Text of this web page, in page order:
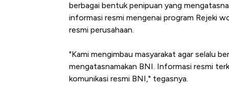
berbagai bentuk penipuan yang
informasi resmi mengenai program Rejeki
resmi perusahaan.
"Kami mengimbau masyarakat agar selalu
mengatasnamakan BNI. Informasi resmi
komunikasi resmi BNI," tegasnya.